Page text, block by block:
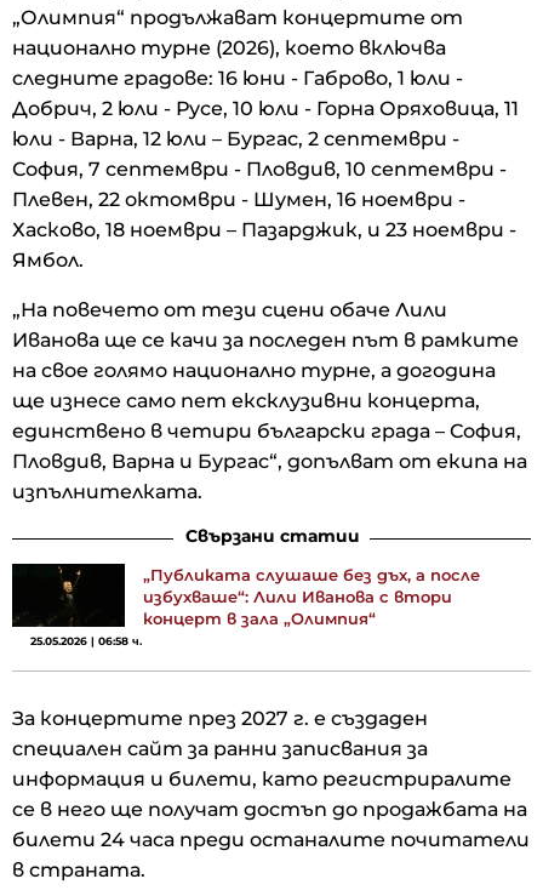
„Олимпия“ продължават концертите от
национално турне (2026), което включва
следните градове: 16 юни - Габрово, 1 юли -
Добрич, 2 юли - Русе, 10 юли - Горна Оряховица, 11
юли - Варна, 12 юли – Бургас, 2 септември -
София, 7 септември - Пловдив, 10 септември -
Плевен, 22 октомври - Шумен, 16 ноември -
Хасково, 18 ноември – Пазарджик, и 23 ноември -
Ямбол.
„На повечето от тези сцени обаче Лили
Иванова ще се качи за последен път в рамките
на свое голямо национално турне, а догодина
ще изнесе само пет ексклузивни концерта,
единствено в четири български града – София,
Пловдив, Варна и Бургас“, допълват от екипа на
изпълнителката.
Свързани статии
„Публиката слушаше без дъх, а после
избухваше“: Лили Иванова с втори
концерт в зала „Олимпия“
25.05.2026 | 06:58 ч.
За концертите през 2027 г. е създаден
специален сайт за ранни записвания за
информация и билети, като регистриралите
се в него ще получат достъп до продажбата на
билети 24 часа преди останалите почитатели
в страната.